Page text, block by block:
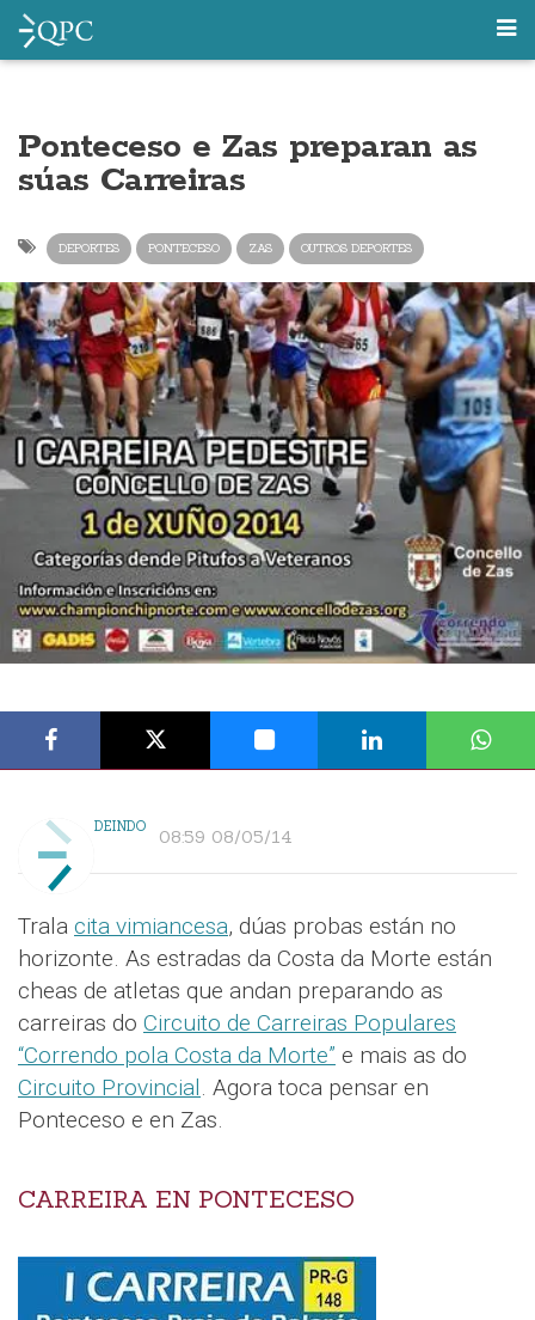
Ponteceso e Zas preparan as
súas Carreiras
DEPORTES PONTECESO ZAS OUTROS DEPORTES
DEINDO 08:59 08/05/14
Trala cita vimiancesa, dúas probas están no
horizonte. As estradas da Costa da Morte están
cheas de atletas que andan preparando as
carreiras do Circuito de Carreiras Populares
“Correndo pola Costa da Morte” e mais as do
Circuito Provincial. Agora toca pensar en
Ponteceso e en Zas.
CARREIRA EN PONTECESO